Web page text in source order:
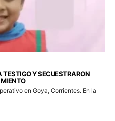
TESTIGO Y SECUESTRARON
en Goya, Corrientes. En la